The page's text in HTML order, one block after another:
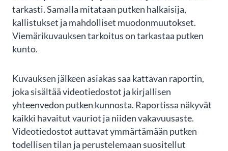
tarkasti. Samalla mitataan putken halkaisija,
kallistukset ja mahdolliset muodonmuutokset.
Viemärikuvauksen tarkoitus on tarkastaa putken
kunto.
Kuvauksen jälkeen asiakas saa kattavan raportin,
joka sisältää videotiedostot ja kirjallisen
yhteenvedon putken kunnosta. Raportissa näkyvät
kaikki havaitut vauriot ja niiden vakavuusaste.
Videotiedostot auttavat ymmärtämään putken
todellisen tilan ja perustelemaan suositellut